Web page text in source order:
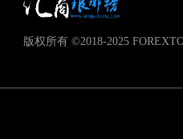
版权所有 ©2018-2025